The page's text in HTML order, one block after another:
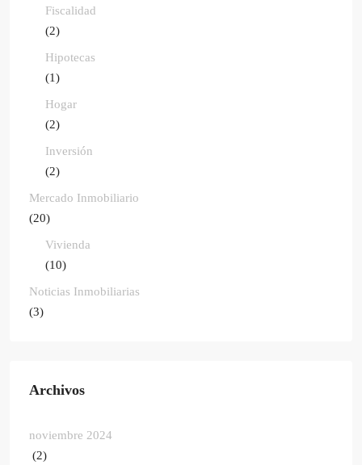
Fiscalidad
(2)
Hipotecas
(1)
Hogar
(2)
Inversión
(2)
Mercado Inmobiliario
(20)
Vivienda
(10)
Noticias Inmobiliarias
(3)
Archivos
noviembre 2024
(2)